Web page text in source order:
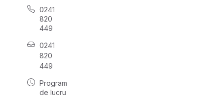
0241
820
449
0241
820
449
Program
de lucru